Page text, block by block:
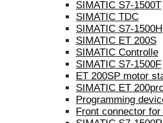
SIMATIC S7-1500T
SIMATIC TDC
SIMATIC S7-1500H
SIMATIC ET 200S
SIMATIC Controlle
SIMATIC S7-1500F
ET 200SP motor
SIMATIC ET
Programming
Front connector